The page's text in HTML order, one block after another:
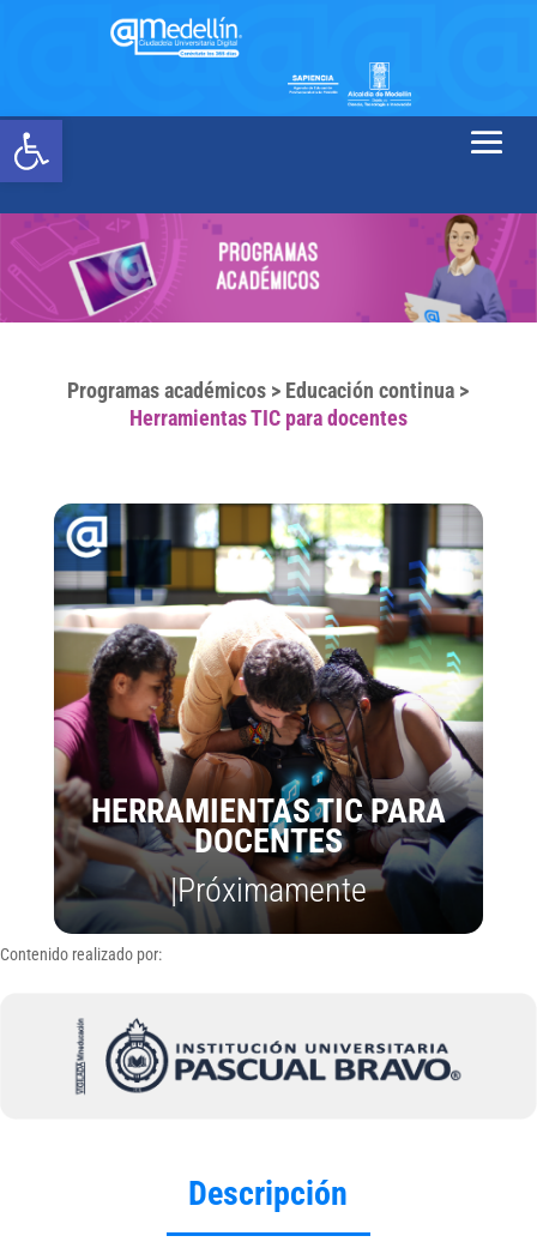
Abrir barra de herramientas
Programas académicos > Educación continua >
Herramientas TIC para docentes
HERRAMIENTAS TIC PARA
DOCENTES
|Próximamente
Contenido realizado por:
Descripción